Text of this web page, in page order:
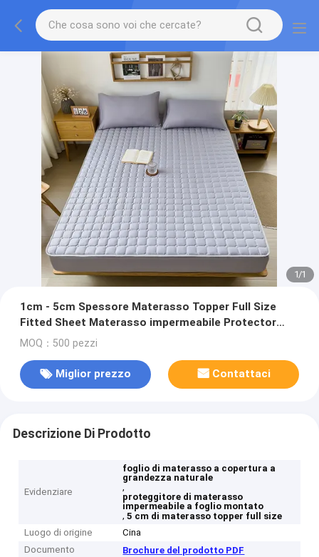
1/1
1cm - 5cm Spessore Materasso Topper Full Size
Fitted Sheet Materasso impermeabile Protector
Queen
MOQ：500 pezzi
Miglior prezzo Contattaci
Descrizione Di Prodotto
Evidenziare
foglio di materasso a copertura a
grandezza naturale
,
proteggitore di materasso
impermeabile a foglio montato
,5 cm di materasso topper full size
Luogo di origine
Cina
Documento
Brochure del prodotto PDF